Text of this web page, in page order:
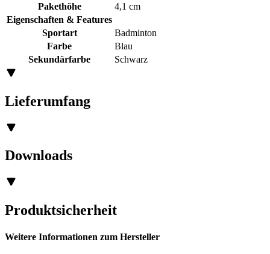
Pakethöhe
4,1 cm
Eigenschaften & Features
Sportart
Badminton
Farbe
Blau
Sekundärfarbe
Schwarz
Lieferumfang
Downloads
Produktsicherheit
Weitere Informationen zum Hersteller